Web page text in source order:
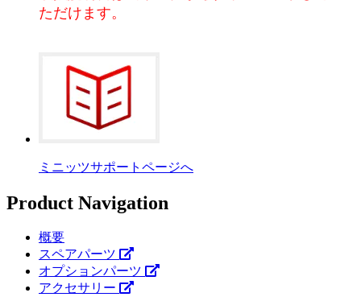
ただけます。
ミニッツサポートページへ
Product Navigation
概要
スペアパーツ
オプションパーツ
アクセサリー